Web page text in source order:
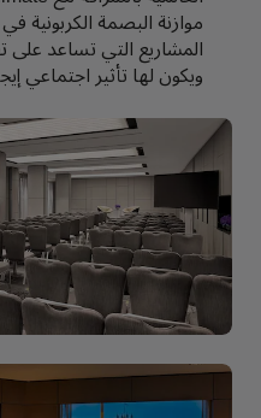
موازنة البصمة الكربونية
المشاريع التي تساعد على
ويكون لها تأثير اجتماعي